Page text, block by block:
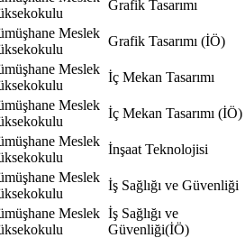
Grafik Tasarımı
Meslek
Grafik Tasarımı (İÖ)
Meslek
İç Mekan Tasarımı
Meslek
İç Mekan Tasarımı (İÖ)
Meslek
İnşaat Teknolojisi
Meslek
İş Sağlığı ve Güvenliği
Meslek İş Sağlığı ve
Güvenliği(İÖ)